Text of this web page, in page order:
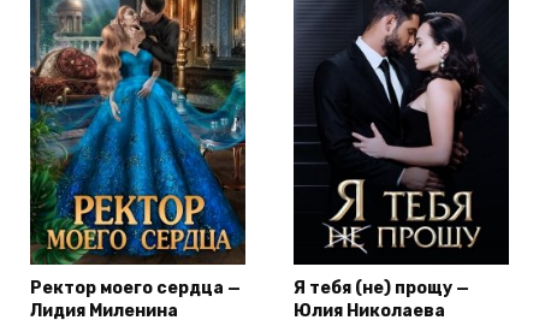
Ректор моего сердца —
Лидия Миленина
Я тебя (не) прощу —
Юлия Николаева